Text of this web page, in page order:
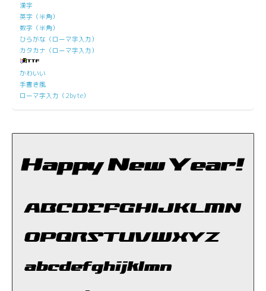
漢字
英字（半角）
数字（半角）
ひらがな（ローマ字入力）
カタカナ（ローマ字入力）
かわいい
手書き風
ローマ字入力（2byte）